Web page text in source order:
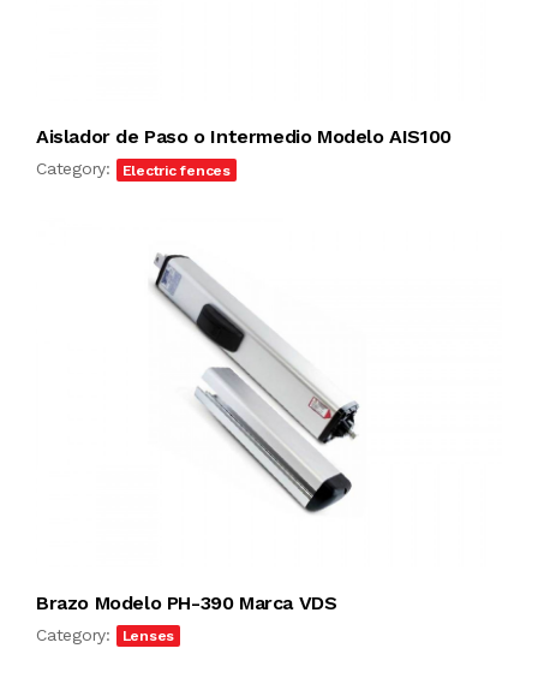
Aislador de Paso o Intermedio Modelo AIS100
Category: Electric fences
Brazo Modelo PH-390 Marca VDS
Category: Lenses